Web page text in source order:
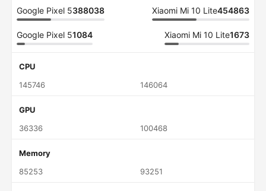
Google Pixel 5388038 Xiaomi Mi 10 Lite454863
Google Pixel 51084 Xiaomi Mi 10 Lite1673
CPU
145746
146064
GPU
36336
100468
Memory
85253
93251